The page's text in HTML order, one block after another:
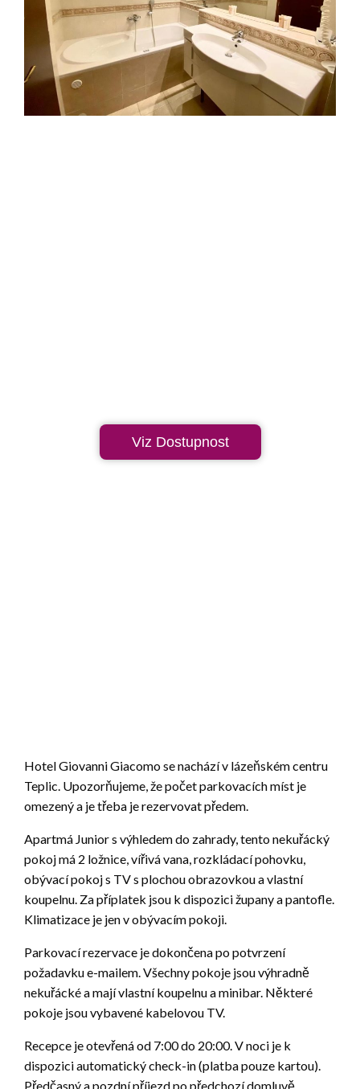
Viz Dostupnost
Hotel Giovanni Giacomo se nachází v lázeňském centru
Teplic. Upozorňujeme, že počet parkovacích míst je
omezený a je třeba je rezervovat předem.
Apartmá Junior s výhledem do zahrady, tento nekuřácký
pokoj má 2 ložnice, vířivá vana, rozkládací pohovku,
obývací pokoj s TV s plochou obrazovkou a vlastní
koupelnu. Za příplatek jsou k dispozici župany a pantofle.
Klimatizace je jen v obývacím pokoji.
Parkovací rezervace je dokončena po potvrzení
požadavku e-mailem. Všechny pokoje jsou výhradně
nekuřácké a mají vlastní koupelnu a minibar. Některé
pokoje jsou vybavené kabelovou TV.
Recepce je otevřená od 7:00 do 20:00. V noci je k
dispozici automatický check-in (platba pouze kartou).
Předčasný a pozdní příjezd po předchozí domluvě.